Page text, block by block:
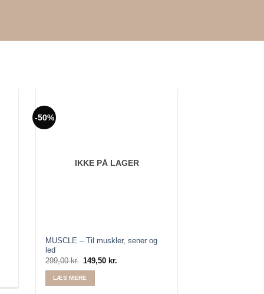
-50%
IKKE PÅ LAGER
MUSCLE – Til muskler, sener og
led
299,00kr. Den
oprindelige
pris
var:
299,00 kr..
149,50 kr.
LÆS MERE